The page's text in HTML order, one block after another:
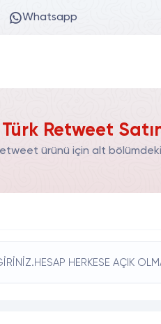
Whatsapp
Retweet
ürünü için alt
HERKESE AÇIK